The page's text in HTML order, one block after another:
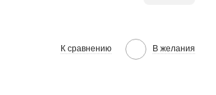
К сравнению В желания